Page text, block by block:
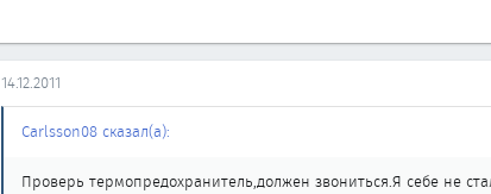
14.12.2011
Carlsson08 сказал(а):
Проверь термопредохранитель,должен звониться.Я себе не